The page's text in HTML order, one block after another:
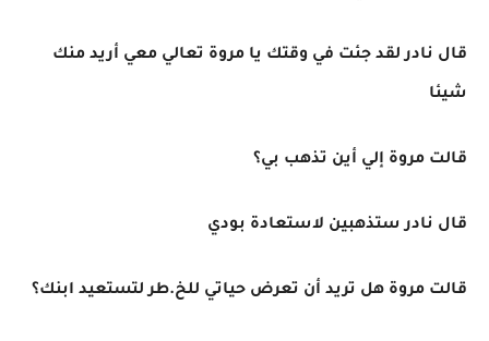
قال نادر لقد جئت في وقتك يا مروة تعالي معي أريد منك
شيئا
قالت مروة إلي أين تذهب بي؟
قال نادر ستذهبين لاستعادة بودي
قالت مروة هل تريد أن تعرض حياتي للخ.طر لتستعيد ابنك؟